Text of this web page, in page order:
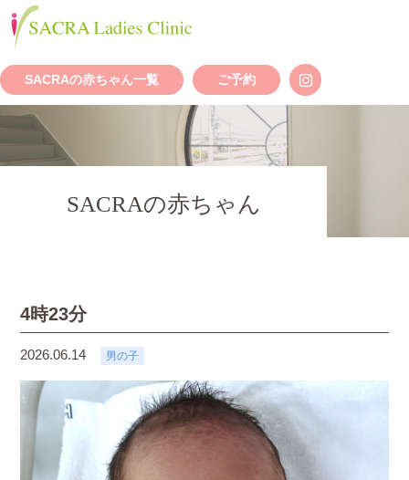
SACRAの赤ちゃん一覧 ご予約
SACRAの赤ちゃん
4時23分
2026.06.14 男の子